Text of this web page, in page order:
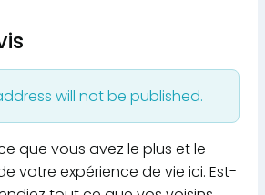
will not be published.
que vous avez le plus et le
votre expérience de vie ici. Est-